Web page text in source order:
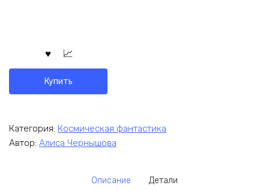
Купить
Категория: Космическая фантастика
Автор: Алиса Чернышова
Описание Детали